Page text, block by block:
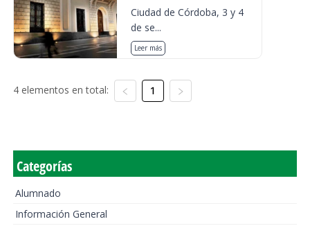
Ciudad de Córdoba, 3 y 4
de se...
Leer más
4 elementos en total: 1
Categorías
Alumnado
Información General